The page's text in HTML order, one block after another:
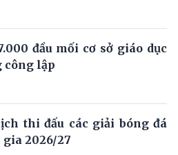
đầu mối cơ sở giáo dục
công lập
thi đấu các giải bóng đá
gia 2026/27